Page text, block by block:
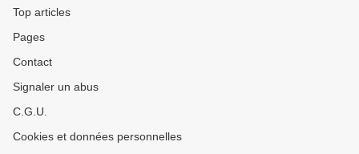
Top articles
Pages
Contact
Signaler un abus
C.G.U.
Cookies et données personnelles